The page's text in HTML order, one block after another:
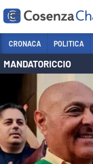
Sezioni
POLITICA
COSENZA CALCIO
ECONOMIA E LAVORO
ITALIA MONDO
CRONACA POLITICA
MANDATORICCIO